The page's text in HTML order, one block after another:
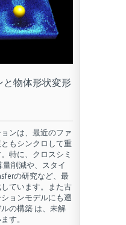
と物体形状変形
ンは、最近のファ
もシンクロして重
特に、クロスシミ
削減や、スタイ
の研究など、最
ています。また古
ョンモデルにも遡
の構築 は、未解
す。